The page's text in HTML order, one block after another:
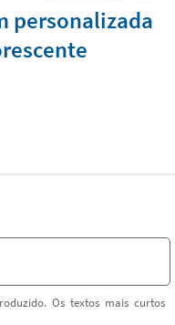
personalizada
Os textos mais curtos